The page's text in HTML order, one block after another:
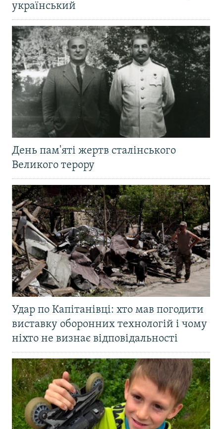
український
День пам'яті жертв сталінського
Великого терору
Удар по Капітанівці: хто мав погодити
виставку оборонних технологій і чому
ніхто не визнає відповідальності